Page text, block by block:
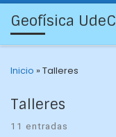
Geofísica UdeC
Inicio »Talleres
Talleres
11 entradas